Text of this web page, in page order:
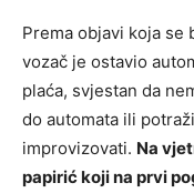
Prema objavi koja se
vozač je ostavio
plaća, svjestan da
do automata ili
improvizovati. Na
papirić koji na prvi